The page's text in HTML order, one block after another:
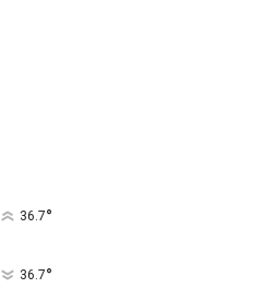
36.7°
36.7°